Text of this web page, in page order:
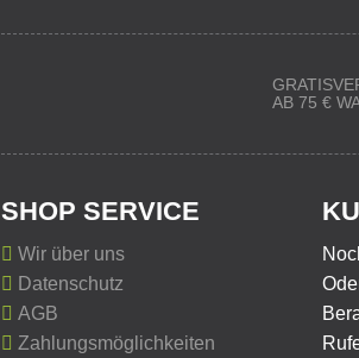
AB 75 €
SHOP SERVICE
Wir über uns
Datenschutz
AGB
Zahlungsmöglichkeiten